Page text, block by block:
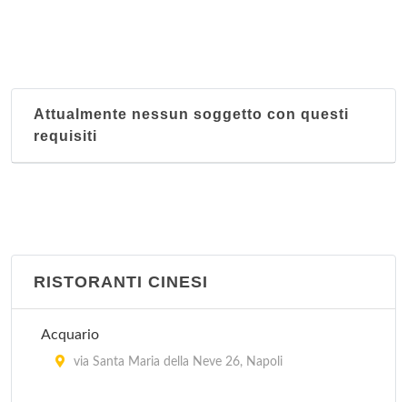
Attualmente nessun soggetto con questi
requisiti
RISTORANTI CINESI
Acquario
via Santa Maria della Neve 26, Napoli